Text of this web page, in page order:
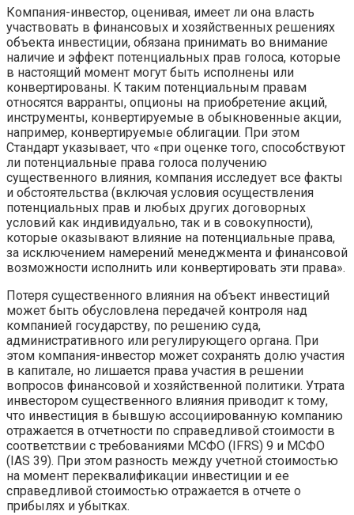
Компания-инвестор, оценивая, имеет ли она власть
участвовать в финансовых и хозяйственных решениях
объекта инвестиции, обязана принимать во внимание
наличие и эффект потенциальных прав голоса, которые
в настоящий момент могут быть исполнены или
конвертированы. К таким потенциальным правам
относятся варранты, опционы на приобретение акций,
инструменты, конвертируемые в обыкновенные акции,
например, конвертируемые облигации. При этом
Стандарт указывает, что «при оценке того, способствуют
ли потенциальные права голоса получению
существенного влияния, компания исследует все факты
и обстоятельства (включая условия осуществления
потенциальных прав и любых других договорных
условий как индивидуально, так и в совокупности),
которые оказывают влияние на потенциальные права,
за исключением намерений менеджмента и финансовой
возможности исполнить или конвертировать эти права».
Потеря существенного влияния на объект инвестиций
может быть обусловлена передачей контроля над
компанией государству, по решению суда,
административного или регулирующего органа. При
этом компания-инвестор может сохранять долю участия
в капитале, но лишается права участия в решении
вопросов финансовой и хозяйственной политики. Утрата
инвестором существенного влияния приводит к тому,
что инвестиция в бывшую ассоциированную компанию
отражается в отчетности по справедливой стоимости в
соответствии с требованиями МСФО (IFRS) 9 и МСФО
(IAS 39). При этом разность между учетной стоимостью
на момент переквалификации инвестиции и ее
справедливой стоимостью отражается в отчете о
прибылях и убытках.